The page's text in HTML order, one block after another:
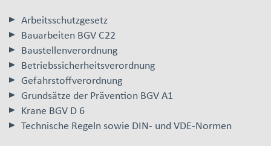
Arbeitsschutzgesetz
Bauarbeiten BGV C22
Baustellenverordnung
Betriebssicherheitsverordnung
Gefahrstoffverordnung
Grundsätze der Prävention BGV A1
Krane BGV D 6
Technische Regeln sowie DIN- und VDE-Normen